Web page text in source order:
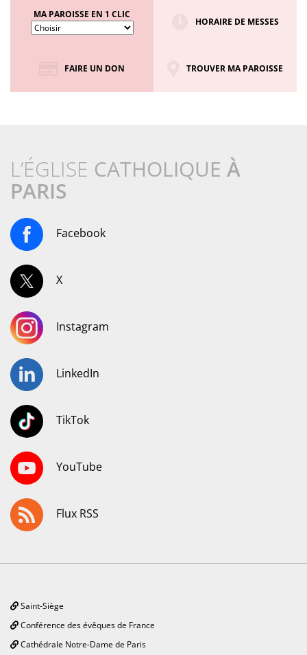
MA PAROISSE EN 1 CLIC
HORAIRE DE MESSES
FAIRE UN DON TROUVER MA PAROISSE
L’ÉGLISE CATHOLIQUE À
PARIS
Facebook
X
Instagram
LinkedIn
TikTok
YouTube
Flux RSS
Saint-Siège
Conférence des évêques de France
Cathédrale Notre-Dame de Paris